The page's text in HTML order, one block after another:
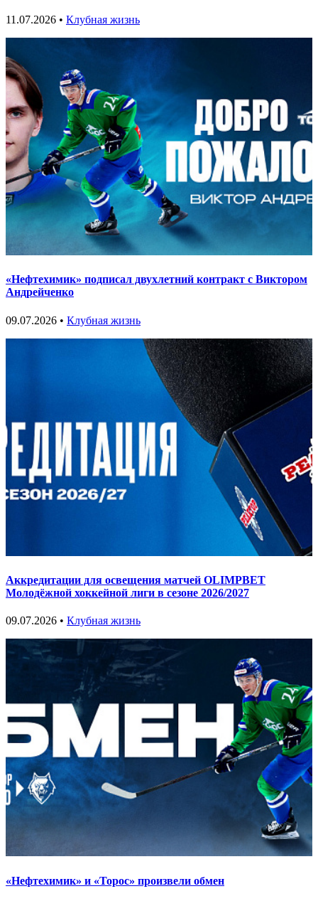
11.07.2026 • Клубная жизнь
«Нефтехимик» подписал двухлетний контракт с Виктором
Андрейченко
09.07.2026 • Клубная жизнь
Аккредитации для освещения матчей OLIMPBET
Молодёжной хоккейной лиги в сезоне 2026/2027
09.07.2026 • Клубная жизнь
«Нефтехимик» и «Торос» произвели обмен